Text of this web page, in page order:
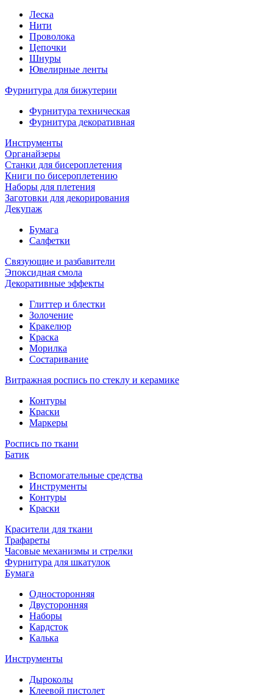
Леска
Нити
Проволока
Цепочки
Шнуры
Ювелирные ленты
Фурнитура для бижутерии
Фурнитура техническая
Фурнитура декоративная
Инструменты
Органайзеры
Станки для бисероплетения
Книги по бисероплетению
Наборы для плетения
Заготовки для декорирования
Декупаж
Бумага
Салфетки
Связующие и разбавители
Эпоксидная смола
Декоративные эффекты
Глиттер и блестки
Золочение
Кракелюр
Краска
Морилка
Состаривание
Витражная роспись по стеклу и керамике
Контуры
Краски
Маркеры
Роспись по ткани
Батик
Вспомогательные средства
Инструменты
Контуры
Краски
Красители для ткани
Трафареты
Часовые механизмы и стрелки
Фурнитура для шкатулок
Бумага
Односторонняя
Двусторонняя
Наборы
Кардсток
Калька
Инструменты
Дыроколы
Клеевой пистолет